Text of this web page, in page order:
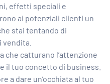
effetti speciali e
ai potenziali clienti un
stai tentando di
che catturano l’attenzione
il tuo concetto di business.
a dare un’occhiata al tuo